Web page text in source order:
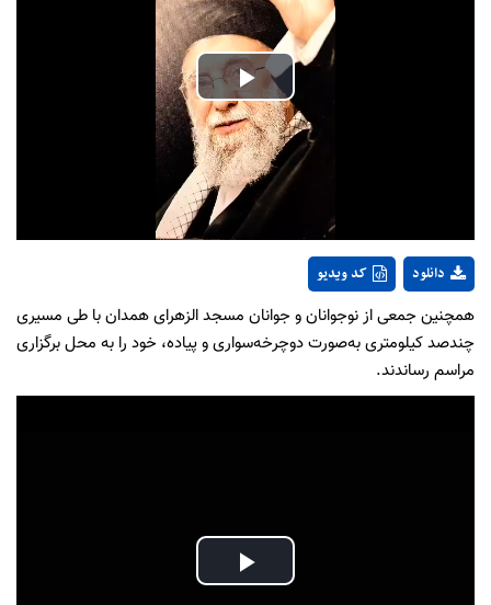
Play
Video
کد ویدیو دانلود
همچنین جمعی از نوجوانان و جوانان مسجد الزهرای همدان با طی مسیری
چندصد کیلومتری به‌صورت دوچرخه‌سواری و پیاده، خود را به محل برگزاری
مراسم رساندند.
Play